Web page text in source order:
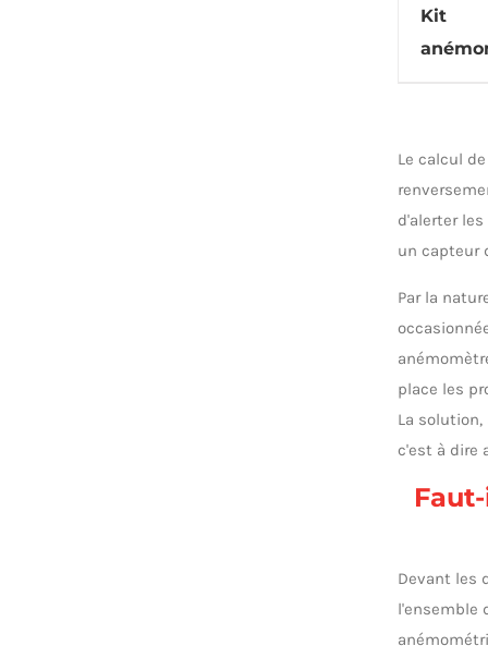
Kit
Le calcul
d'alerter
un capteur
Par la
place les
La
c'est à dire
Devant les
l'ensemble